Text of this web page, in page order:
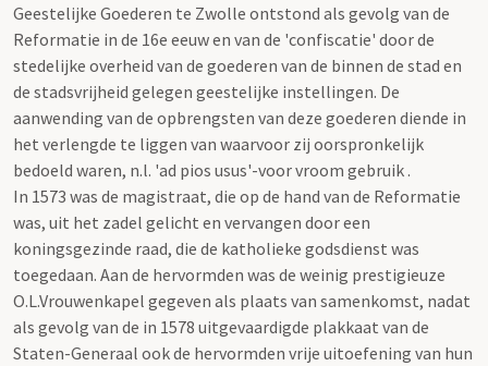
Geestelijke Goederen te Zwolle ontstond als gevolg van de
Reformatie in de 16e eeuw en van de 'confiscatie' door de
stedelijke overheid van de goederen van de binnen de stad en
de stadsvrijheid gelegen geestelijke instellingen. De
aanwending van de opbrengsten van deze goederen diende in
het verlengde te liggen van waarvoor zij oorspronkelijk
bedoeld waren, n.l. 'ad pios usus'-voor vroom gebruik .
In 1573 was de magistraat, die op de hand van de Reformatie
was, uit het zadel gelicht en vervangen door een
koningsgezinde raad, die de katholieke godsdienst was
toegedaan. Aan de hervormden was de weinig prestigieuze
O.L.Vrouwenkapel gegeven als plaats van samenkomst, nadat
als gevolg van de in 1578 uitgevaardigde plakkaat van de
Staten-Generaal ook de hervormden vrije uitoefening van hun